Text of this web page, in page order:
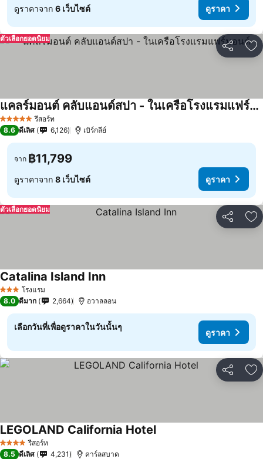
ดูราคาจาก 6 เว็บไซต์ ดูราคา
แชร์ เ
ตัวเลือกยอดนิยม
5 ดาว รีสอร์ท
แคลร์มอนต์ คลับแอนด์สปา - ในเครือโรงแรมแฟร์มอนต์
8.6 ดีเลิศ 6,126 เบิร์กลีย์
จาก ฿11,799
ดูราคาจาก 8 เว็บไซต์ ดูราคา
แชร์ เ
ตัวเลือกยอดนิยม
3 ดาว โรงแรม
Catalina Island Inn
8.0 ดีมาก 2,664 อวาลลอน
เลือกวันที่เพื่อดูราคาในวันนั้นๆ
ดูราคา
แชร์ เ
4 ดาว รีสอร์ท
LEGOLAND California Hotel
8.5 ดีเลิศ 4,231 คาร์ลสบาด